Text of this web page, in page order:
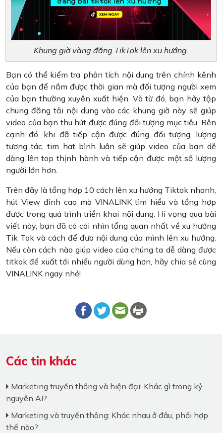
Khung giờ vàng đăng TikTok lên xu hướng.
Bạn có thể kiểm tra phân tích nội dung trên chính kênh
của bạn để nắm được thời gian mà đối tượng người xem
của bạn thường xuyên xuất hiện. Và từ đó, bạn hãy tập
chung đăng tải nội dung vào các khung giờ này sẽ giúp
video của bạn thu hút được đúng đối tượng mục tiêu. Bên
cạnh đó, khi đã tiếp cận được đúng đối tượng, lượng
tương tác, tim hat bình luân sẽ giúp video của bạn dễ
dàng lên top thịnh hành và tiếp cận được một số lượng
người lớn hơn.
Trên đây là tổng hợp 10 cách lên xu hướng Tiktok nhanh,
hút View đỉnh cao mà VINALINK tìm hiểu và tổng hợp
được trong quá trình triển khai nội dung. Hi vọng qua bài
viết này, bạn đã có cái nhìn tổng quan nhất về xu hướng
Tik Tok và cách để đưa nội dung của mình lên xu hướng.
Nếu còn cách nào giúp video của chúng ta dễ dàng được
titkok đề xuất tới nhiều người dùng hơn, hãy chia sẻ cùng
VINALINK ngay nhé!
Các tin khác
Marketing truyền thống và hiện đại: Khác gì trong kỷ
nguyên AI?
Marketing và truyền thông: Khác nhau ở đâu, phối hợp
thế nào?